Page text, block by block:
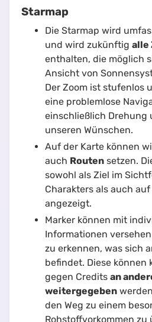
Starmap
Die Starmap wird
und wird zukünftig alle
enthalten, die möglich
Ansicht von
Der Zoom ist stufenlos
eine problemlose
einschließlich Drehung
unseren Wünschen.
Auf der Karte können
auch Routen setzen.
sowohl als Ziel im
Charakters als auch
angezeigt.
Marker können mit
Informationen
zu erkennen, was sich
befindet. Diese können
gegen Credits an
weitergegeben
den Weg zu einem
Rohstoffvorkommen zu